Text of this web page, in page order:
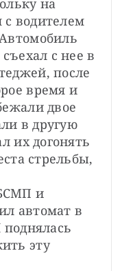
водителем
с нее в
после
время и
двое
в другую
их догонять
стрельбы,
и
автомат в
эту